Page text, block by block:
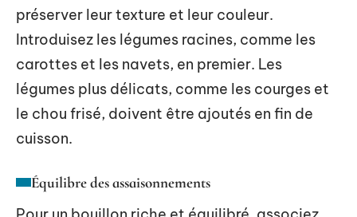
préserver leur texture et leur couleur.
Introduisez les légumes racines, comme les
carottes et les navets, en premier. Les
légumes plus délicats, comme les courges et
le chou frisé, doivent être ajoutés en fin de
cuisson.
Équilibre des assaisonnements